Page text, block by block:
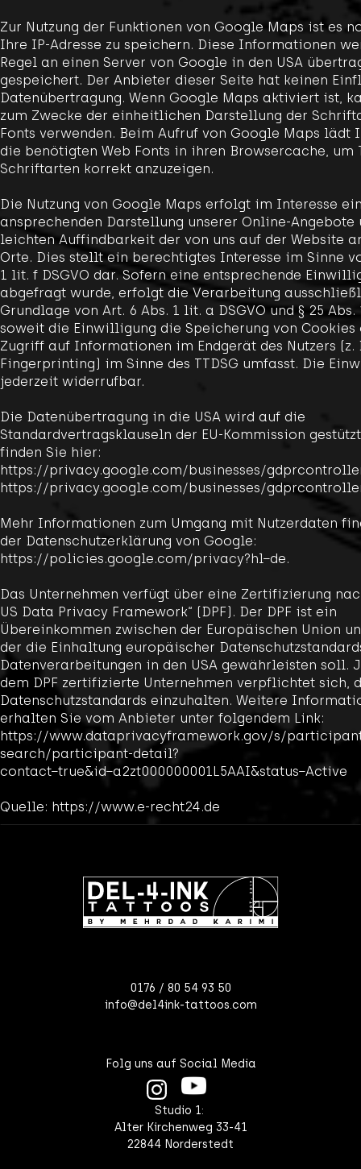
Zur Nutzung der Funktionen von Google Maps ist es
Ihre IP-Adresse zu speichern. Diese Informationen
Regel an einen Server von Google in den USA
gespeichert. Der Anbieter dieser Seite hat keinen
Datenübertragung. Wenn Google Maps aktiviert ist,
zum Zwecke der einheitlichen Darstellung der
Fonts verwenden. Beim Aufruf von Google Maps lädt
die benötigten Web Fonts in ihren Browsercache, um
Schriftarten korrekt anzuzeigen.
Die Nutzung von Google Maps erfolgt im Interesse
ansprechenden Darstellung unserer Online-Angebote
leichten Auffindbarkeit der von uns auf der Website
Orte. Dies stellt ein berechtigtes Interesse im Sinne
1 lit. f DSGVO dar. Sofern eine entsprechende
abgefragt wurde, erfolgt die Verarbeitung
Grundlage von Art. 6 Abs. 1 lit. a DSGVO und § 25 Abs.
soweit die Einwilligung die Speicherung von Cookies
Zugriff auf Informationen im Endgerät des Nutzers (z.
Fingerprinting) im Sinne des TTDSG umfasst. Die
jederzeit widerrufbar.
Die Datenübertragung in die USA wird auf die
Standardvertragsklauseln der EU-Kommission
finden Sie hier:
https://privacy.google.com/businesses/
https://privacy.google.com/businesses/
Mehr Informationen zum Umgang mit Nutzerdaten
der Datenschutzerklärung von Google:
https://policies.google.com/privacy?hl=de.
Das Unternehmen verfügt über eine Zertifizierung
US Data Privacy Framework“ (DPF). Der DPF ist ein
Übereinkommen zwischen der Europäischen Union
der die Einhaltung europäischer
Datenverarbeitungen in den USA gewährleisten soll.
dem DPF zertifizierte Unternehmen verpflichtet sich,
Datenschutzstandards einzuhalten. Weitere
erhalten Sie vom Anbieter unter folgendem Link:
https://www.dataprivacyframework.gov/s/
search/participant-detail?
contact=true&id=a2zt000000001L5AAI&status=Active
Quelle: https://www.e-recht24.de
0176 / 80 54 93 50
info@del4ink-tattoos.com
Folg uns auf Social Media
Studio 1:
Alter Kirchenweg 33-41
22844 Norderstedt